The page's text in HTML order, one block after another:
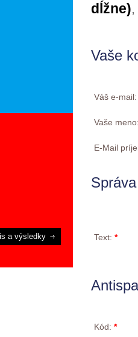
dĺžne)
Vaše
Váš e-
Vaše
E-Mail
Správa
Text: *
Kód: *
a výsledky